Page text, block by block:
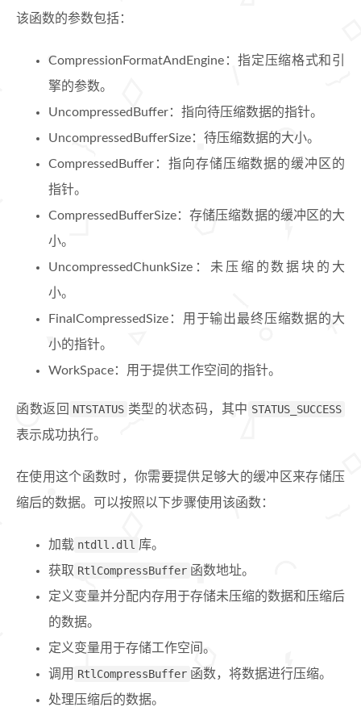
该函数的参数包括：
CompressionFormatAndEngine：指定压缩格式和引
擎的参数。
UncompressedBuffer：指向待压缩数据的指针。
UncompressedBufferSize：待压缩数据的大小。
CompressedBuffer：指向存储压缩数据的缓冲区的
指针。
CompressedBufferSize：存储压缩数据的缓冲区的大
小。
UncompressedChunkSize：未压缩的数据块的大
小。
FinalCompressedSize：用于输出最终压缩数据的大
小的指针。
WorkSpace：用于提供工作空间的指针。
函数返回 NTSTATUS 类型的状态码，其中 STATUS_SUCCESS
表示成功执行。
在使用这个函数时，你需要提供足够大的缓冲区来存储压
缩后的数据。可以按照以下步骤使用该函数：
加载 ntdll.dll 库。
获取 RtlCompressBuffer 函数地址。
定义变量并分配内存用于存储未压缩的数据和压缩后
的数据。
定义变量用于存储工作空间。
调用 RtlCompressBuffer 函数，将数据进行压缩。
处理压缩后的数据。